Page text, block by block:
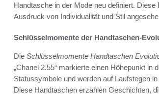
Handtasche in der Mode neu definiert.
Ausdruck von Individualität und Stil
Schlüsselmomente der Handtaschen-
Die Schlüsselmomente Handtaschen
„Chanel 2.55“ markierte einen Höhepunkt in
Statussymbole und werden auf Laufstegen
Diese Handtaschen erzählen Geschichten,